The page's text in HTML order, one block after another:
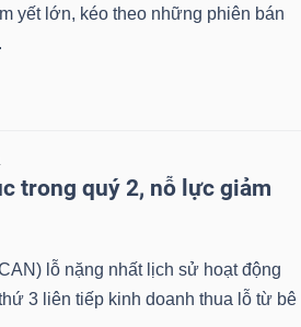
yết lớn, kéo theo những phiên bán
trong quý 2, nỗ lực giảm
lỗ nặng nhất lịch sử hoạt động
3 liên tiếp kinh doanh thua lỗ từ bê